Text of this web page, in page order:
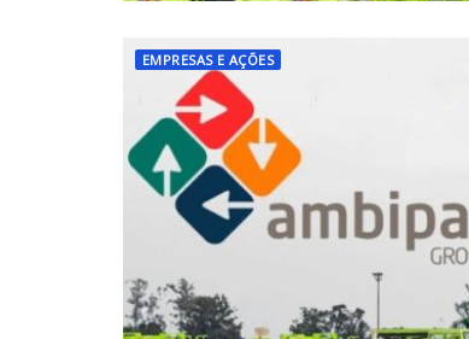
EMPRESAS E AÇÕES